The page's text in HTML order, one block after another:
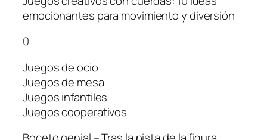
emocionantes para movimiento y diversión
0
Juegos de ocio
Juegos de mesa
Juegos infantiles
Juegos cooperativos